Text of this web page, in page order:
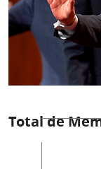
Total de